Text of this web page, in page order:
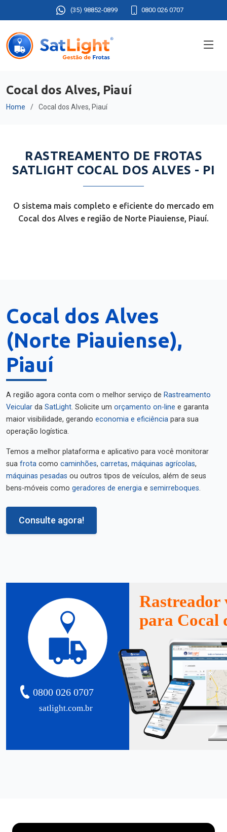
(35) 98852-0899 0800 026 0707
Cocal dos Alves, Piauí
Home Cocal dos Alves, Piauí
RASTREAMENTO DE FROTAS
SATLIGHT COCAL DOS ALVES - PI
O sistema mais completo e eficiente do mercado em
Cocal dos Alves e região de Norte Piauiense, Piauí.
Cocal dos Alves
(Norte Piauiense),
Piauí
A região agora conta com o melhor serviço de Rastreamento
Veicular da SatLight. Solicite um orçamento on-line e garanta
maior visibilidade, gerando economia e eficiência para sua
operação logística.
Temos a melhor plataforma e aplicativo para você monitorar
sua frota como caminhões, carretas, máquinas agrícolas,
máquinas pesadas ou outros tipos de veículos, além de seus
bens-móveis como geradores de energia e semirreboques.
Consulte agora!
satlight.com.br
0800 026 0707
Rastreador
para Cocal